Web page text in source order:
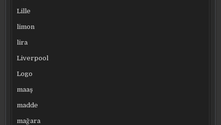
Lille
limon
lira
Liverpool
Logo
maaş
madde
mağara